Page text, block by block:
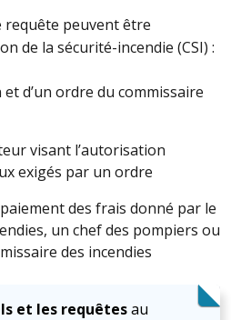
requête peuvent être
de la sécurité-incendie (CSI) :
et d’un ordre du commissaire
visant l’autorisation
exigés par un ordre
des frais donné par le
un chef des pompiers ou
des incendies
et les requêtesau